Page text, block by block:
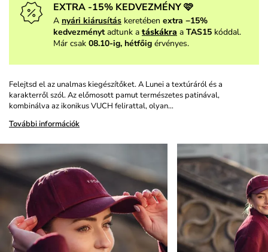
EXTRA -15% KEDVEZMÉNY 🩷
A nyári kiárusítás keretében extra −15%
kedvezménytadtunk a táskákra a TAS15 kóddal.
Már csak 08.10-ig, hétfőig érvényes.
Felejtsd el az unalmas kiegészítőket. A Lunei a textúráról és a
karakterről szól. Az előmosott pamut természetes patinával,
kombinálva az ikonikus VUCH felirattal, olyan…
További információk